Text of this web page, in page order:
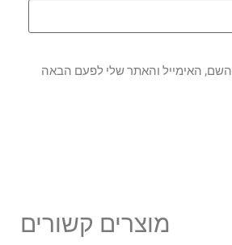
האימייל והאתר שלי לפעם הבאה
מוצרים קשורים